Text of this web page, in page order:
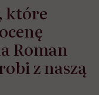
które
Roman
z naszą